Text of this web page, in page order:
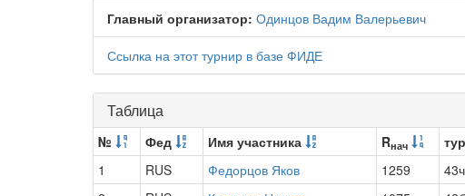
Главный организатор: Одинцов Вадим Валерьевич
Ссылка на этот турнир в базе ФИДЕ
Таблица
№ Фед Имя участника Rнач
1
RUS Федорцов Яков 1259